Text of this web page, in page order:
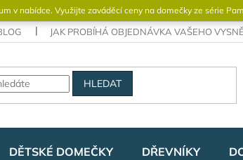
v ​​nabídce. Využijte zaváděcí ceny na domečky ze série
JAK PROBÍHÁ OBJEDNÁVKA VAŠEHO
HLEDAT
DĚTSKÉ DOMEČKY DŘEVNÍKY